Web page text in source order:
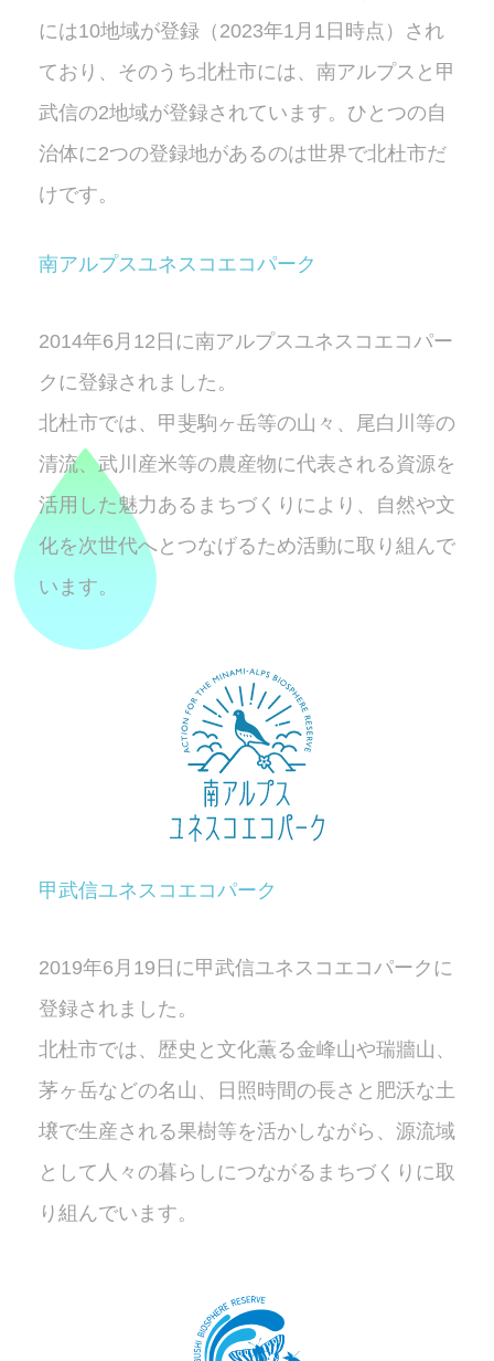
には10地域が登録（2023年1月1日時点）され
ており、そのうち北杜市には、南アルプスと甲
武信の2地域が登録されています。ひとつの自
治体に2つの登録地があるのは世界で北杜市だ
けです。
南アルプスユネスコエコパーク
2014年6月12日に南アルプスユネスコエコパー
クに登録されました。
北杜市では、甲斐駒ヶ岳等の山々、尾白川等の
清流、武川産米等の農産物に代表される資源を
活用した魅力あるまちづくりにより、自然や文
化を次世代へとつなげるため活動に取り組んで
います。
甲武信ユネスコエコパーク
2019年6月19日に甲武信ユネスコエコパークに
登録されました。
北杜市では、歴史と文化薫る金峰山や瑞牆山、
茅ヶ岳などの名山、日照時間の長さと肥沃な土
壌で生産される果樹等を活かしながら、源流域
として人々の暮らしにつながるまちづくりに取
り組んでいます。